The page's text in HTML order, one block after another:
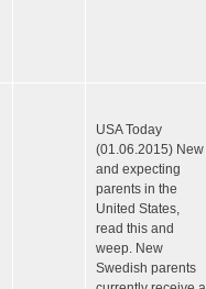
USA Today
(01.06.2015) New
and expecting
parents in the
United States,
read this and
weep. New
Swedish parents